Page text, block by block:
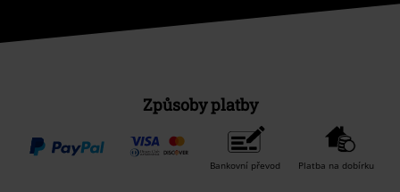
Způsoby platby
Bankovní převod Platba na dobírku